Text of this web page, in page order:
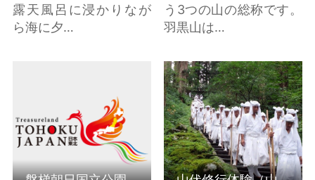
露天風呂に浸かりなが
ら海に夕…
う3つの山の総称です。
羽黒山は…
詳細はこちら